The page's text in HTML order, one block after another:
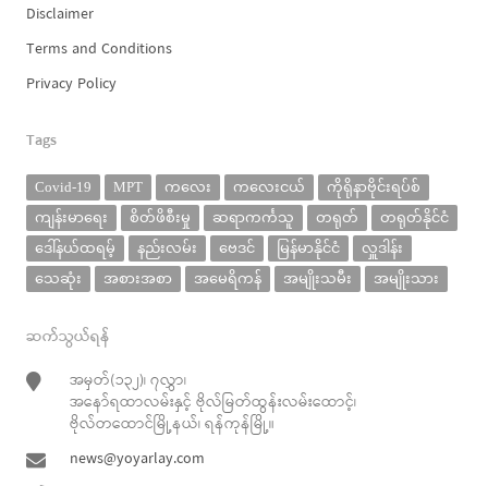
Disclaimer
Terms and Conditions
Privacy Policy
Tags
Covid-19 MPT ကလေး ကလေးငယ်
ကိုရိုနာဗိုင်းရပ်စ်
ကျန်းမာရေး
စိတ်ဖိစီးမှု ဆရာကင်္ကသူ တရုတ်
တရုတ်နိုင်ငံ
ဒေါ်နယ်ထရမ့်
နည်းလမ်း ဗေဒင် မြန်မာနိုင်ငံ
လှူဒါန်း
သေဆုံး
အစားအစာ အမေရိကန် အမျိုးသမီး အမျိုးသား
ဆက်သွယ်ရန်
အမှတ်(၁၃၂)၊ ၇လွှာ၊
အနော်ရထာလမ်းနှင့် ဗိုလ်မြတ်ထွန်းလမ်းထောင့်၊
ဗိုလ်တထောင်မြို့နယ်၊ ရန်ကုန်မြို့။
news@yoyarlay.com